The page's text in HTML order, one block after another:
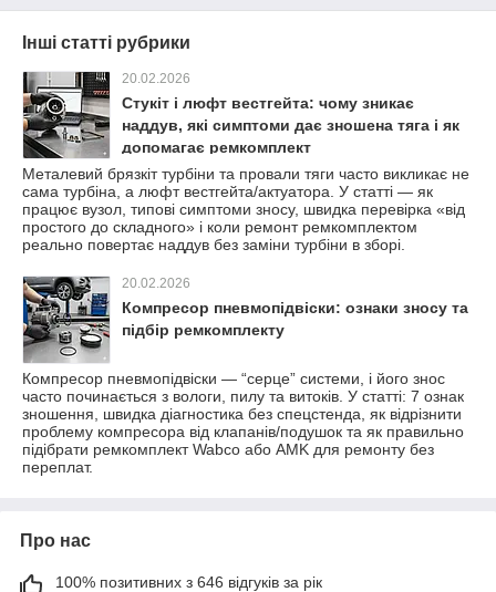
Інші статті рубрики
20.02.2026
Стукіт і люфт вестгейта: чому зникає
наддув, які симптоми дає зношена тяга і як
допомагає ремкомплект
Металевий брязкіт турбіни та провали тяги часто викликає не
сама турбіна, а люфт вестгейта/актуатора. У статті — як
працює вузол, типові симптоми зносу, швидка перевірка «від
простого до складного» і коли ремонт ремкомплектом
реально повертає наддув без заміни турбіни в зборі.
20.02.2026
Компресор пневмопідвіски: ознаки зносу та
підбір ремкомплекту
Компресор пневмопідвіски — “серце” системи, і його знос
часто починається з вологи, пилу та витоків. У статті: 7 ознак
зношення, швидка діагностика без спецстенда, як відрізнити
проблему компресора від клапанів/подушок та як правильно
підібрати ремкомплект Wabco або AMK для ремонту без
переплат.
Про нас
100% позитивних з 646 відгуків за рік